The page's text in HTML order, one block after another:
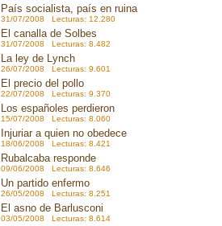
País socialista, país en ruina
31/07/2008 Lecturas: 12.280
El canalla de Solbes
31/07/2008 Lecturas: 8.482
La ley de Lynch
26/07/2008 Lecturas: 9.601
El precio del pollo
22/07/2008 Lecturas: 9.370
Los españoles perdieron
15/07/2008 Lecturas: 8.060
Injuriar a quien no obedece
18/06/2008 Lecturas: 8.421
Rubalcaba responde
09/06/2008 Lecturas: 8.646
Un partido enfermo
26/05/2008 Lecturas: 8.251
El asno de Barlusconi
03/05/2008 Lecturas: 8.614